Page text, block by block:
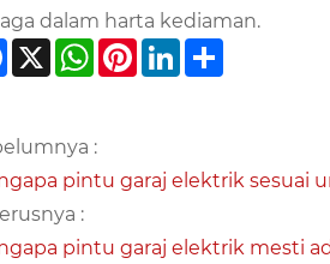
dalam harta kediaman.
Facebook
X WhatsApp
PinterestLinkedIn
:
pintu garaj elektrik sesuai
:
pintu garaj elektrik mesti